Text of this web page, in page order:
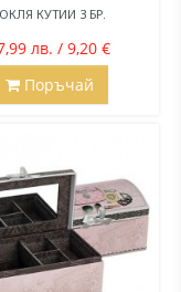
КУТИИ 3 БР.
лв. / 9,20 €
Поръчай